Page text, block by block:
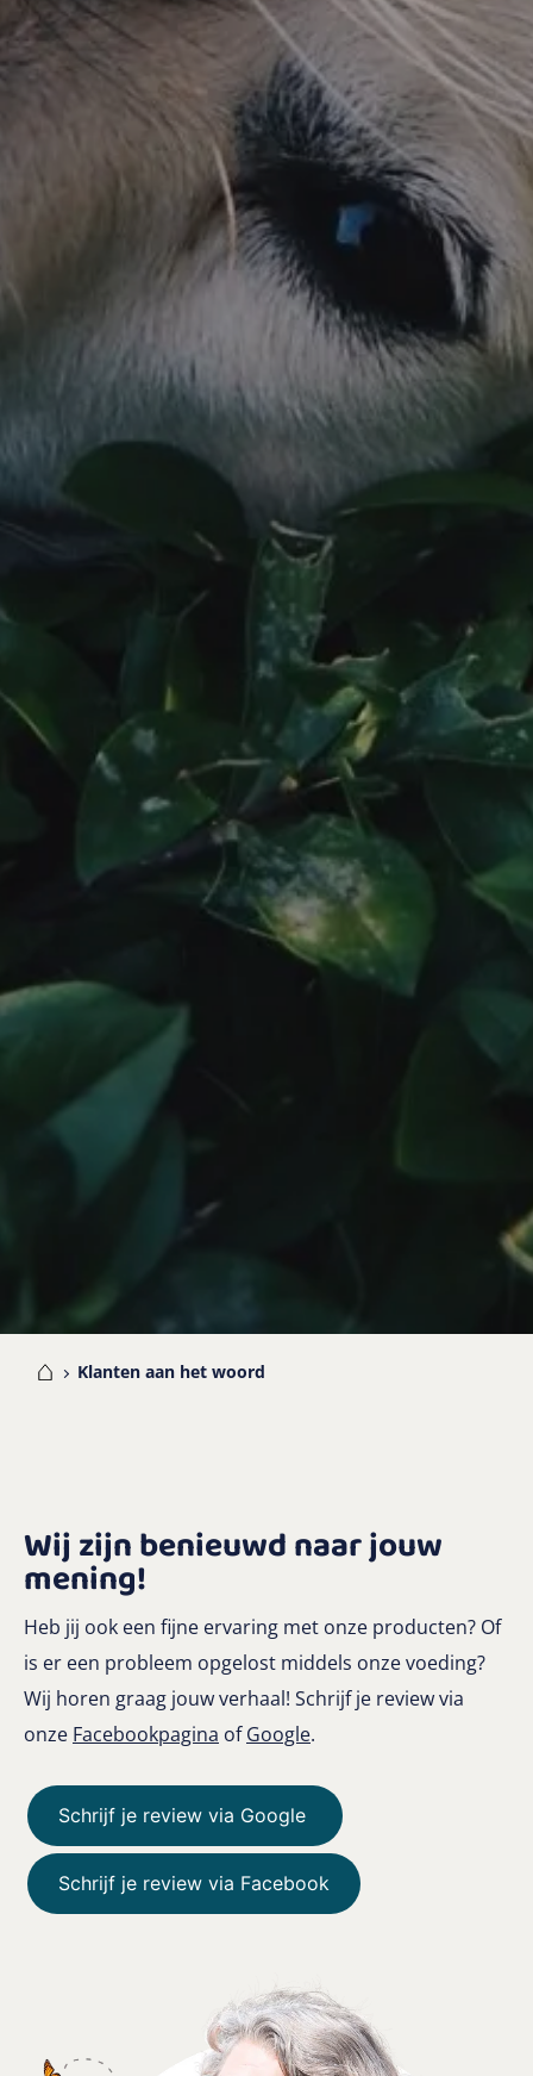
Klanten aan het woord
Wij zijn benieuwd naar jouw
mening!
Heb jij ook een fijne ervaring met onze producten? Of
is er een probleem opgelost middels onze voeding?
Wij horen graag jouw verhaal! Schrijf je review via
onze Facebookpagina ofGoogle.
Schrijf je review via Google
Schrijf je review via Facebook